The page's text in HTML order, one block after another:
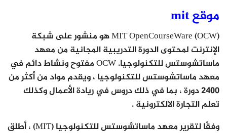
موقع mit
MIT OpenCourseWare (OCW) هو منشور على شبكة
الإنترنت لمحتوى الدورة التدريبية المجانية من معهد
ماساتشوستس للتكنولوجيا. OCW مفتوح ونشاط دائم في
معهد ماساتشوستس للتكنولوجيا ، ويقدم مواد من أكثر من
2400 دورة ، بما في ذلك دروس في ريادة الأعمال وكذلك
تعلم التجارة الالكترونية .
وفقًا لتقرير معهد ماساتشوستس للتكنولوجيا (MIT) ، أطلق